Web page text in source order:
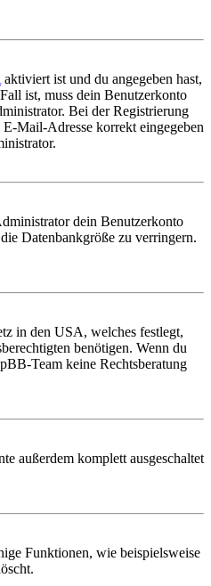
aktiviert ist und du angegeben hast,
ist, muss dein Benutzerkonto
Bei der Registrierung
Mail-Adresse korrekt eingegeben
dein Benutzerkonto
Datenbankgröße zu verringern.
in den USA, welches festlegt,
benötigen. Wenn du
Team keine Rechtsberatung
außerdem komplett ausgeschaltet
Funktionen, wie beispielsweise